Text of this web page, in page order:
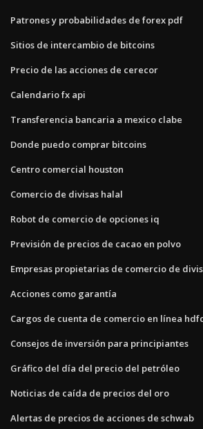
Patrones y probabilidades de forex pdf
Sitios de intercambio de bitcoins
Precio de las acciones de cerecor
Calendario fx api
Transferencia bancaria a mexico clabe
Donde puedo comprar bitcoins
Centro comercial houston
Comercio de divisas halal
Robot de comercio de opciones iq
Previsión de precios de cacao en polvo
Empresas propietarias de comercio de
Acciones como garantía
Cargos de cuenta de comercio en línea hdfc
Consejos de inversión para principiantes
Gráfico del día del precio del petróleo
Noticias de caída de precios del oro
Alertas de precios de acciones de schwab